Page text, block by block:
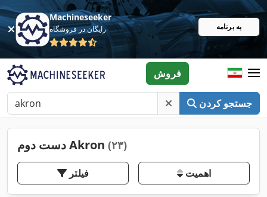
Machineseeker
رایگان در فروشگاه به برنامه
جستجو کردن
فروش
دست دوم Akron (۲۳)
فیلتر اهمیت